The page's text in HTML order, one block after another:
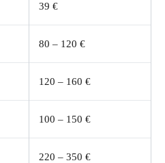
39 €
80 – 120 €
120 – 160 €
100 – 150 €
220 – 350 €